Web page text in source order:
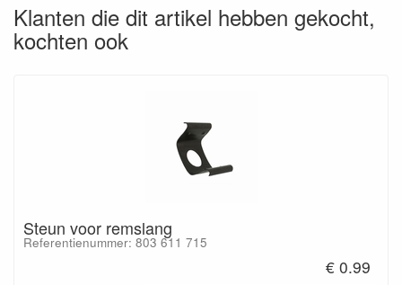
Klanten die dit artikel hebben gekocht,
kochten ook
Steun voor remslang
Referentienummer: 803 611 715
€ 0.99